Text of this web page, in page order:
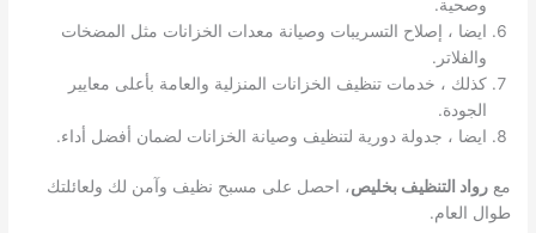
وصحية.
ايضا ، إصلاح التسريبات وصيانة معدات الخزانات مثل المضخات
والفلاتر.
كذلك ، خدمات تنظيف الخزانات المنزلية والعامة بأعلى معايير
الجودة.
ايضا ، جدولة دورية لتنظيف وصيانة الخزانات لضمان أفضل أداء.
معرواد التنظيف بخليص، احصل على مسبح نظيف وآمن لك ولعائلتك
طوال العام.